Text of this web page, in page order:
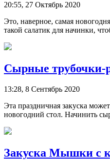
20:55, 27 Октябрь 2020
Это, наверное, самая
такой салатик для начинки,
Сырные трубочки-
13:28, 8 Сентябрь 2020
Эта праздничная закуска
новогодний стол. Начинить
Закуска Мышки с